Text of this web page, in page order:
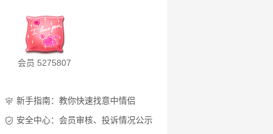
会员 5275807
新手指南：教你快速找意中情侣
安全中心：会员审核、投诉情况公示